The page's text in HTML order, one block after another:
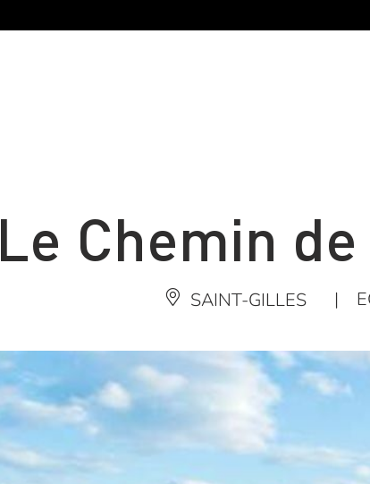
Le Chemin
SAINT-GILLES |